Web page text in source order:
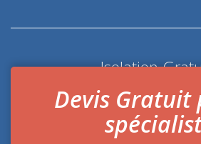
Isolation
Coup de pouce
Devis Gratuit